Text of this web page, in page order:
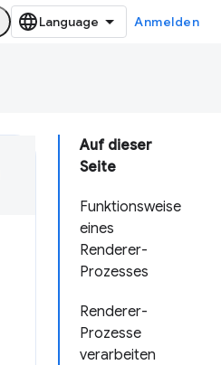
Anmelden
Auf dieser
Seite
Funktionsweise
eines
Renderer-
Prozesses
Renderer-
Prozesse
verarbeiten